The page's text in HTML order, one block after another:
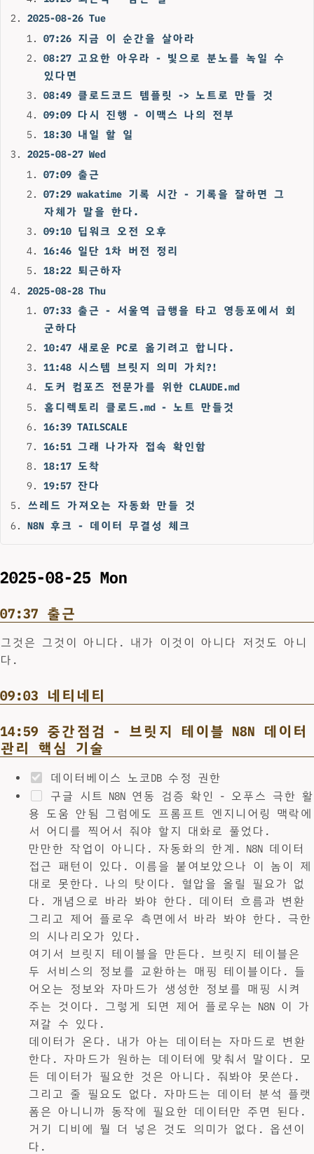
2025-08-26 Tue
07:26 지금 이 순간을 살아라
08:27 고요한 아우라 - 빛으로 분노를 녹일 수
있다면
08:49 클로드코드 템플릿 -> 노트로 만들 것
09:09 다시 진행 - 이맥스 나의 전부
18:30 내일 할 일
2025-08-27 Wed
07:09 출근
07:29 wakatime 기록 시간 - 기록을 잘하면 그
자체가 말을 한다.
09:10 딥워크 오전 오후
16:46 일단 1차 버전 정리
18:22 퇴근하자
2025-08-28 Thu
07:33 출근 - 서울역 급행을 타고 영등포에서 회
군하다
10:47 새로운 PC로 옮기려고 합니다.
11:48 시스템 브릿지 의미 가치?!
도커 컴포즈 전문가를 위한 CLAUDE.md
홈디렉토리 클로드.md - 노트 만들것
16:39 TAILSCALE
16:51 그래 나가자 접속 확인함
18:17 도착
19:57 잔다
쓰레드 가져오는 자동화 만들 것
N8N 후크 - 데이터 무결성 체크
2025-08-25 Mon
07:37 출근
그것은 그것이 아니다. 내가 이것이 아니다 저것도 아니
다.
09:03 네티네티
14:59 중간점검 - 브릿지 테이블 N8N 데이터
관리 핵심 기술
데이터베이스 노코DB 수정 권한
구글 시트 N8N 연동 검증 확인 - 오푸스 극한 활
용 도움 안됨 그럼에도 프롬프트 엔지니어링 맥락에
서 어디를 찍어서 줘야 할지 대화로 풀었다.
만만한 작업이 아니다. 자동화의 한계. N8N 데이터
접근 패턴이 있다. 이름을 붙여보았으나 이 놈이 제
대로 못한다. 나의 탓이다. 혈압을 올릴 필요가 없
다. 개념으로 바라 봐야 한다. 데이터 흐름과 변환
그리고 제어 플로우 측면에서 바라 봐야 한다. 극한
의 시나리오가 있다.
여기서 브릿지 테이블을 만든다. 브릿지 테이블은
두 서비스의 정보를 교환하는 매핑 테이블이다. 들
어오는 정보와 자마드가 생성한 정보를 매핑 시켜
주는 것이다. 그렇게 되면 제어 플로우는 N8N 이 가
져갈 수 있다.
데이터가 온다. 내가 아는 데이터는 자마드로 변환
한다. 자마드가 원하는 데이터에 맞춰서 말이다. 모
든 데이터가 필요한 것은 아니다. 줘봐야 못쓴다.
그리고 줄 필요도 없다. 자마드는 데이터 분석 플랫
폼은 아니니까 동작에 필요한 데이터만 주면 된다.
거기 디비에 뭘 더 넣은 것도 의미가 없다. 옵션이
다.